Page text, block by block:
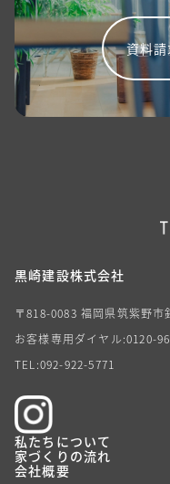
資料
黒崎建設株式会社
〒818-0083 福岡県筑紫野市
お客様専用ダイヤル:0120-
TEL:092-922-5771
私たちについて
家づくりの流れ
会社概要